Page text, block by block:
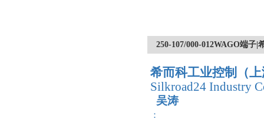
250-107/000-012WAGO端子
希而科工业控制（
Silkroad24 Industry
吴涛
：